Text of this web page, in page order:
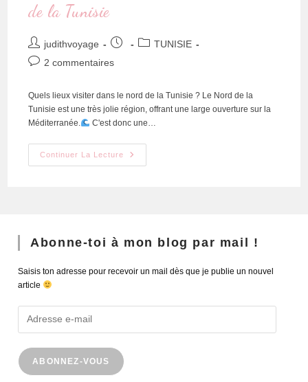
de la Tunisie
judithvoyage
TUNISIE
2 commentaires
Quels lieux visiter dans le nord de la Tunisie ? Le Nord de la
Tunisie est une très jolie région, offrant une large ouverture sur la
Méditerranée.
C'est donc une…
Continuer La Lecture
Abonne-toi à mon blog par mail !
Saisis ton adresse pour recevoir un mail dès que je publie un nouvel
article
ABONNEZ-VOUS